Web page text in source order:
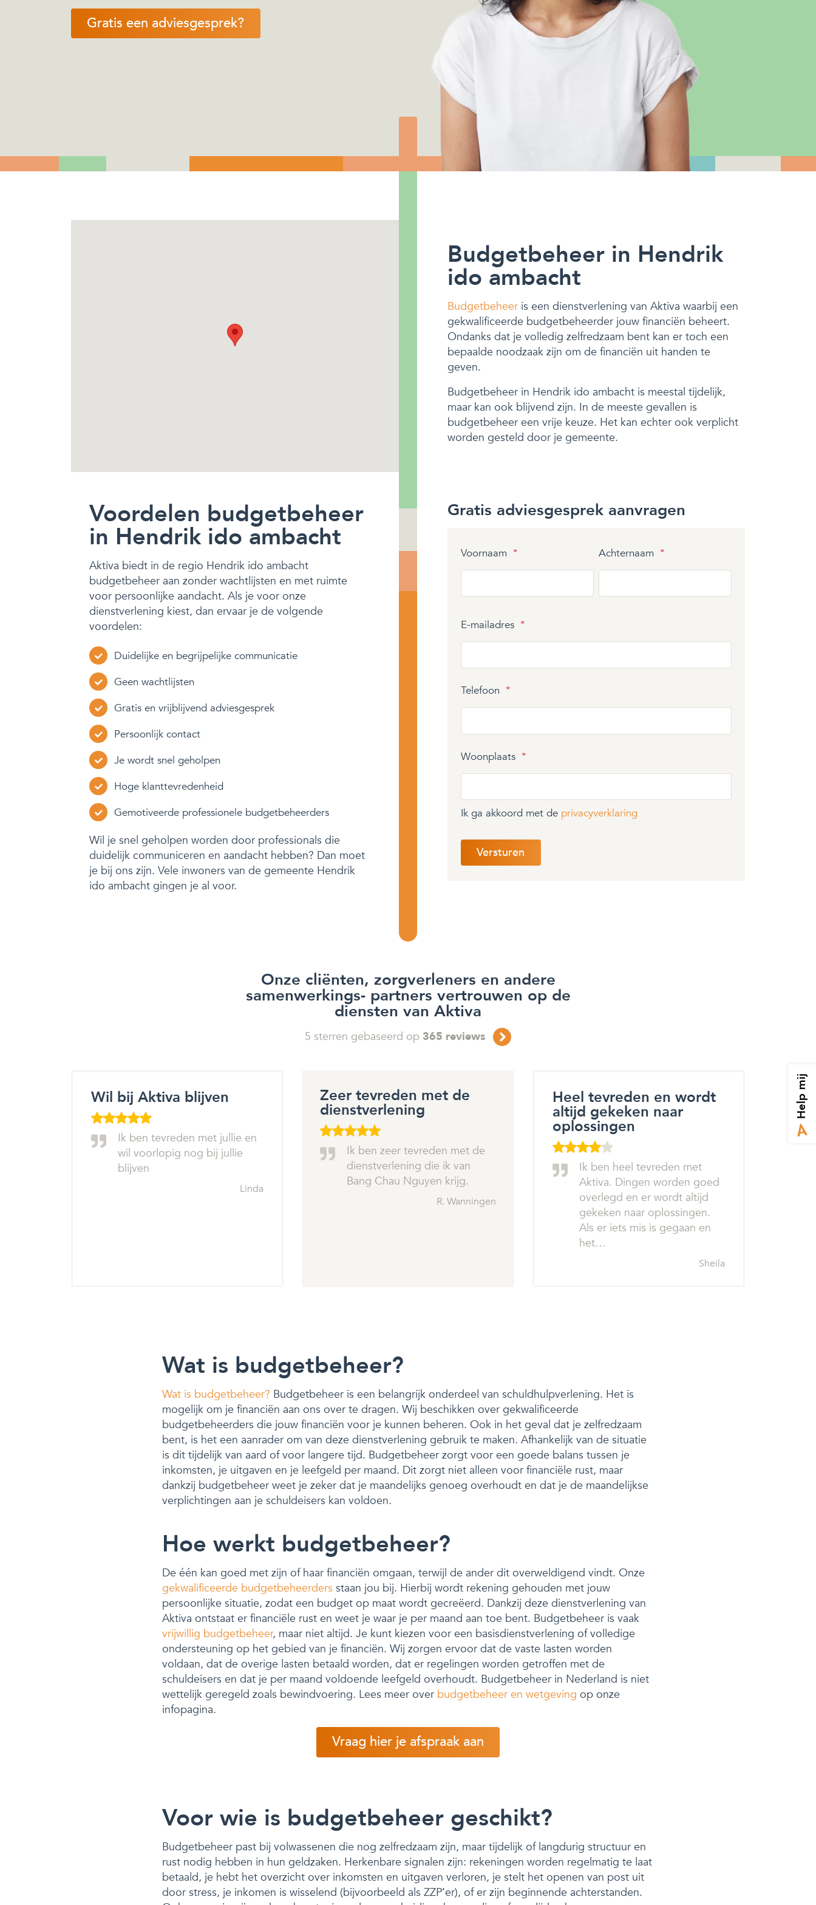
Help mij
Gratis een adviesgesprek?
Budgetbeheer in Hendrik
ido ambacht
Budgetbeheer is een dienstverlening van Aktiva waarbij een
gekwalificeerde budgetbeheerder jouw financiën beheert.
Ondanks dat je volledig zelfredzaam bent kan er toch een
bepaalde noodzaak zijn om de financiën uit handen te
geven.
Budgetbeheer in Hendrik ido ambacht is meestal tijdelijk,
maar kan ook blijvend zijn. In de meeste gevallen is
budgetbeheer een vrije keuze. Het kan echter ook verplicht
worden gesteld door je gemeente.
Voordelen budgetbeheer
in Hendrik ido ambacht
Aktiva biedt in de regio Hendrik ido ambacht
budgetbeheer aan zonder wachtlijsten en met ruimte
voor persoonlijke aandacht. Als je voor onze
dienstverlening kiest, dan ervaar je de volgende
voordelen:
Duidelijke en begrijpelijke communicatie
Geen wachtlijsten
Gratis en vrijblijvend adviesgesprek
Persoonlijk contact
Je wordt snel geholpen
Hoge klanttevredenheid
Gemotiveerde professionele budgetbeheerders
Wil je snel geholpen worden door professionals die
duidelijk communiceren en aandacht hebben? Dan moet
je bij ons zijn. Vele inwoners van de gemeente Hendrik
ido ambacht gingen je al voor.
Gratis adviesgesprek aanvragen
Voornaam * Achternaam *
E-mailadres *
Telefoon *
Woonplaats *
Ik ga akkoord met de privacyverklaring
Onze cliënten, zorgverleners en andere
samenwerkings- partners vertrouwen op de
diensten van Aktiva
5 sterren gebaseerd op 365 reviews
Wil bij Aktiva blijven
Ik ben tevreden met jullie en
wil voorlopig nog bij jullie
blijven
Linda
Zeer tevreden met de
dienstverlening
Ik ben zeer tevreden met de
dienstverlening die ik van
Bang Chau Nguyen krijg.
R. Wanningen
Heel tevreden en wordt
altijd gekeken naar
oplossingen
Ik ben heel tevreden met
Aktiva. Dingen worden goed
overlegd en er wordt altijd
gekeken naar oplossingen.
Als er iets mis is gegaan en
het…
Sheila
Wat is budgetbeheer?
Wat is budgetbeheer? Budgetbeheer is een belangrijk onderdeel van schuldhulpverlening. Het is
mogelijk om je financiën aan ons over te dragen. Wij beschikken over gekwalificeerde
budgetbeheerders die jouw financiën voor je kunnen beheren. Ook in het geval dat je zelfredzaam
bent, is het een aanrader om van deze dienstverlening gebruik te maken. Afhankelijk van de situatie
is dit tijdelijk van aard of voor langere tijd. Budgetbeheer zorgt voor een goede balans tussen je
inkomsten, je uitgaven en je leefgeld per maand. Dit zorgt niet alleen voor financiële rust, maar
dankzij budgetbeheer weet je zeker dat je maandelijks genoeg overhoudt en dat je de maandelijkse
verplichtingen aan je schuldeisers kan voldoen.
Hoe werkt budgetbeheer?
De één kan goed met zijn of haar financiën omgaan, terwijl de ander dit overweldigend vindt. Onze
gekwalificeerde budgetbeheerders staan jou bij. Hierbij wordt rekening gehouden met jouw
persoonlijke situatie, zodat een budget op maat wordt gecreëerd. Dankzij deze dienstverlening van
Aktiva ontstaat er financiële rust en weet je waar je per maand aan toe bent. Budgetbeheer is vaak
vrijwillig budgetbeheer, maar niet altijd. Je kunt kiezen voor een basisdienstverlening of volledige
ondersteuning op het gebied van je financiën. Wij zorgen ervoor dat de vaste lasten worden
voldaan, dat de overige lasten betaald worden, dat er regelingen worden getroffen met de
schuldeisers en dat je per maand voldoende leefgeld overhoudt. Budgetbeheer in Nederland is niet
wettelijk geregeld zoals bewindvoering. Lees meer over budgetbeheer en wetgeving op onze
infopagina.
Vraag hier je afspraak aan
Voor wie is budgetbeheer geschikt?
Budgetbeheer past bij volwassenen die nog zelfredzaam zijn, maar tijdelijk of langdurig structuur en
rust nodig hebben in hun geldzaken. Herkenbare signalen zijn: rekeningen worden regelmatig te laat
betaald, je hebt het overzicht over inkomsten en uitgaven verloren, je stelt het openen van post uit
door stress, je inkomen is wisselend (bijvoorbeeld als ZZP’er), of er zijn beginnende achterstanden.